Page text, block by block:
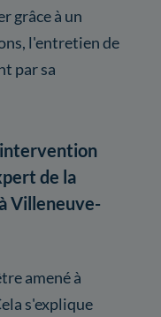
grâce à un
l'entretien de
par sa
de la
Villeneuve-
amené à
s'explique